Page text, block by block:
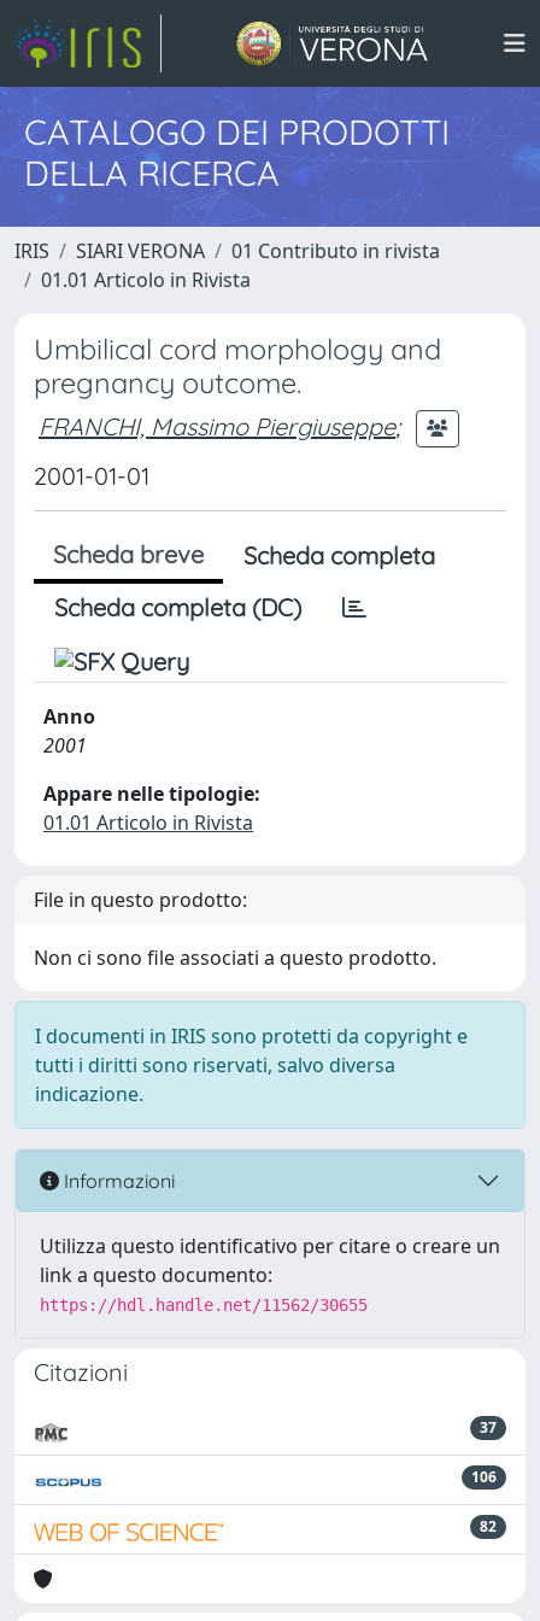
CATALOGO DEI PRODOTTI
DELLA RICERCA
IRIS SIARI VERONA
01 Contributo in rivista
01.01 Articolo in Rivista
Umbilical cord morphology and
pregnancy outcome.
FRANCHI, Massimo Piergiuseppe;
2001-01-01
Scheda breve
Scheda completa
Scheda completa (DC)
Anno
2001
Appare nelle tipologie:
01.01 Articolo in Rivista
File in questo prodotto:
Non ci sono file associati a questo prodotto.
I documenti in IRIS sono protetti da copyright e
tutti i diritti sono riservati, salvo diversa
indicazione.
Informazioni
Utilizza questo identificativo per citare o creare un
link a questo documento:
https://hdl.handle.net/11562/30655
Citazioni
37
106
82